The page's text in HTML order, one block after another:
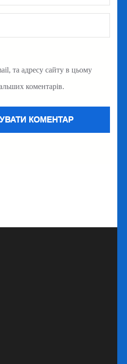
та адресу сайту в цьому
коментарів.